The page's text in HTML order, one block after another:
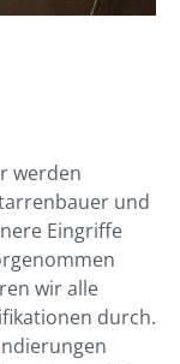
werden
und
Eingriffe
wir alle
durch.